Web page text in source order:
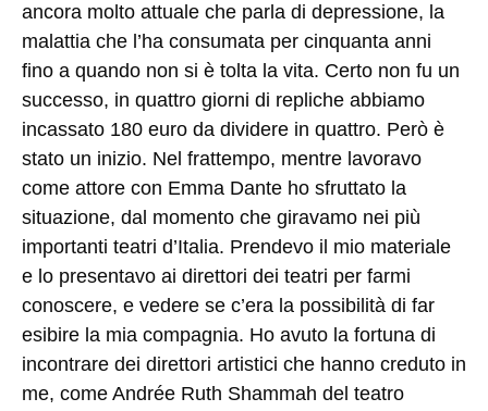
ancora molto attuale che parla di depressione, la
malattia che l’ha consumata per cinquanta anni
fino a quando non si è tolta la vita. Certo non fu un
successo, in quattro giorni di repliche abbiamo
incassato 180 euro da dividere in quattro. Però è
stato un inizio. Nel frattempo, mentre lavoravo
come attore con Emma Dante ho sfruttato la
situazione, dal momento che giravamo nei più
importanti teatri d’Italia. Prendevo il mio materiale
e lo presentavo ai direttori dei teatri per farmi
conoscere, e vedere se c’era la possibilità di far
esibire la mia compagnia. Ho avuto la fortuna di
incontrare dei direttori artistici che hanno creduto in
me, come Andrée Ruth Shammah del teatro